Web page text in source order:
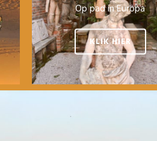
Op pad in Europa
KLIK HIER